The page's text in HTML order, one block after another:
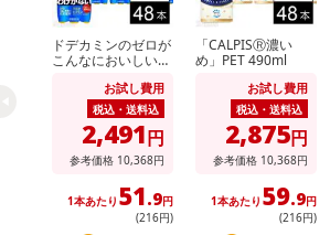
その他共通および商品カテゴリー別注意事
こちらの情報は2026年07月09日
ドデカミンのゼロが
こんなにおいしいわ
お試し費用
税込・送料込
2,491円
参考価格 10,368円
1本あたり 51.9円
(216円)
「CALPISⓇ濃い
め」PET 490ml
お試し費用
税込・送料込
2,875円
参考価格 10,368円
1本あたり 59.9円
(216円)